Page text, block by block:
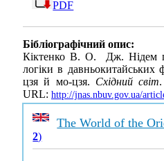
PDF
Бібліографічний опис:
Кіктенко В. О. Дж. Нідем
логіки в давньокитайських
цзя й мо-цзя. Східний світ
URL: http://jnas.nbuv.gov.ua/
The World of the
2)